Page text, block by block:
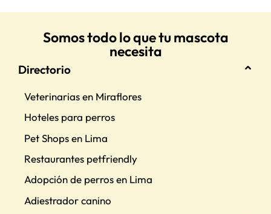
Somos todo lo que tu mascota
necesita
Directorio
Veterinarias en Miraflores
Hoteles para perros
Pet Shops en Lima
Restaurantes petfriendly
Adopción de perros en Lima
Adiestrador canino